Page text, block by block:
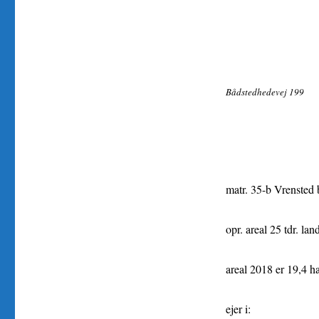
Bådstedhedevej 199
matr. 35-b Vrensted
opr. areal 25 tdr. land
areal 2018 er 19,4 ha
ejer i: